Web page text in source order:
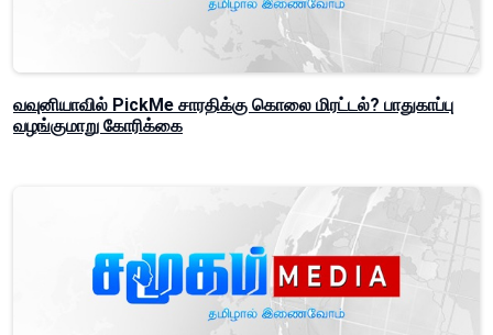
வவுனியாவில் PickMe சாரதிக்கு கொலை மிரட்டல்? பாதுகாப்பு
வழங்குமாறு கோரிக்கை